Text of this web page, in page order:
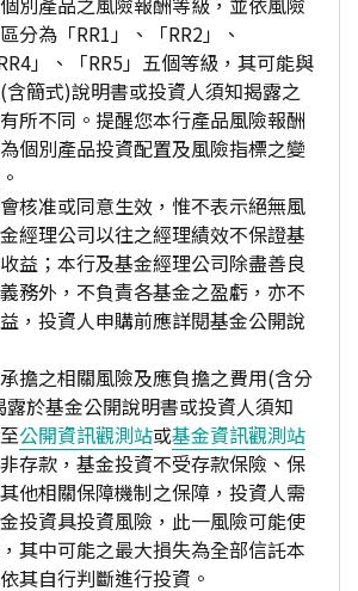
分為「RR1」、「RR2」、
」、「RR5」五個等級，其可能與
簡式)說明書或投資人須知揭露之
所不同。提醒您本行產品風險報酬
個別產品投資配置及風險指標之變
核准或同意生效，惟不表示絕無風
經理公司以往之經理績效不保證基
益；本行及基金經理公司除盡善良
務外，不負責各基金之盈虧，亦不
，投資人申購前應詳閱基金公開說
擔之相關風險及應負擔之費用(含分
於基金公開說明書或投資人須知
公開資訊觀測站或基金資訊觀測站
存款，基金投資不受存款保險、保
他相關保障機制之保障，投資人需
投資具投資風險，此一風險可能使
其中可能之最大損失為全部信託本
其自行判斷進行投資。